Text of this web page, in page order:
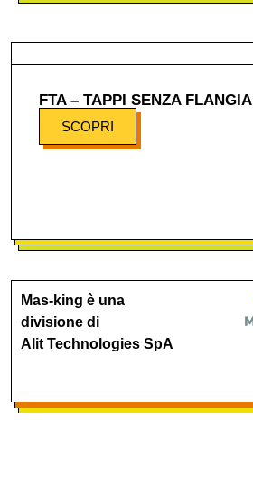
FTA – TAPPI SENZA FLANGIA
SCOPRI
Mas-king è una
divisione di
Alit Technologies SpA